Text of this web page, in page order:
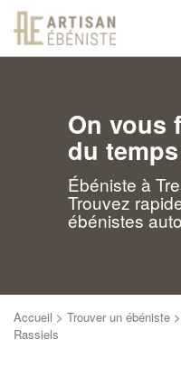
On vous
du
Ébéniste à
Trouvez
ébénistes
Accueil > Trouver un ébéniste >
Rassiels